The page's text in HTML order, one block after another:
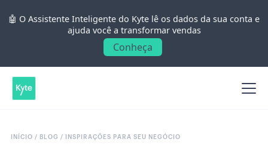
🤖 O Assistente Inteligente do Kyte lê os dados da sua conta e
ajuda você a transformar vendas
Conheça
INÍCIO / BLOG / INSPIRAÇÕES PARA SEU NEGÓCIO